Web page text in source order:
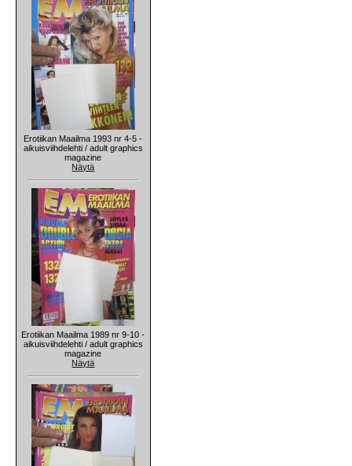
Erotiikan Maailma 1993 nr 4-5 -
aikuisviihdelehti / adult graphics
magazine
Näytä
Erotiikan Maailma 1989 nr 9-10 -
aikuisviihdelehti / adult graphics
magazine
Näytä